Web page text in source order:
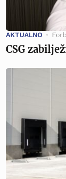
AKTUALNO
CSG